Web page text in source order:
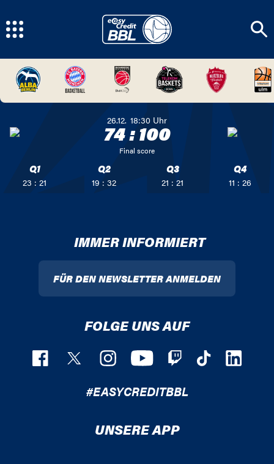
26.12. 18:30 Uhr
74:100
Final score
Q1
23 : 21
Q2
19 : 32
Q3
21 : 21
Q4
11 : 26
IMMER INFORMIERT
FÜR DEN NEWSLETTER ANMELDEN
FOLGE UNS AUF
#EASYCREDITBBL
UNSERE APP